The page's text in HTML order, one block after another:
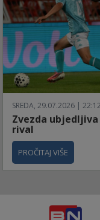
SREDA, 29.07.2026 | 22:12
Zvezda
rival
PROČITAJ VIŠE